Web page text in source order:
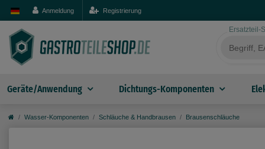
Anmeldung Registrierung
Ersatzteil-
Geräte/Anwendung Dichtungs-Komponenten
Wasser-Komponenten Schläuche & Handbrausen Brausenschläuche